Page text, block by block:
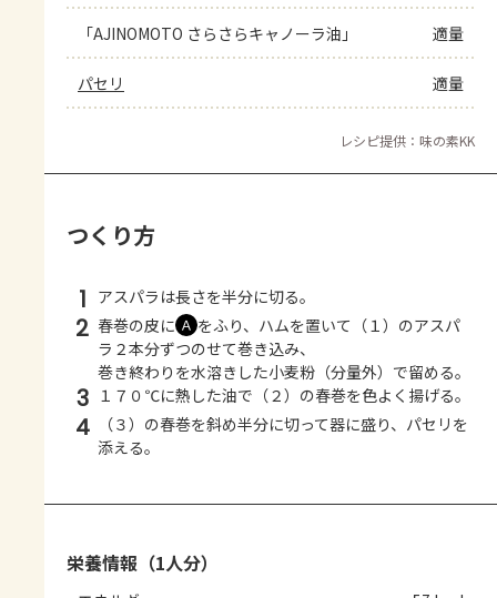
「AJINOMOTO さらさらキャノーラ油」 適量
パセリ 適量
レシピ提供：味の素KK
つくり方
1 アスパラは長さを半分に切る。
2 春巻の皮に Ａ をふり、ハムを置いて（１）のアスパ
ラ２本分ずつのせて巻き込み、
巻き終わりを水溶きした小麦粉（分量外）で留める。
3 １７０℃に熱した油で（２）の春巻を色よく揚げる。
4
（３）の春巻を斜め半分に切って器に盛り、パセリを
添える。
栄養情報（1人分）